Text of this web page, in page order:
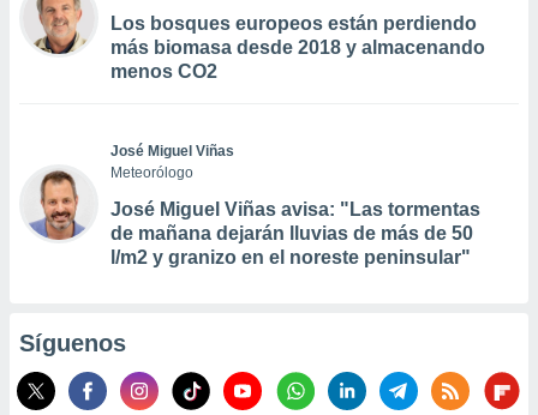
Los bosques europeos están perdiendo
más biomasa desde 2018 y almacenando
menos CO2
José Miguel Viñas
Meteorólogo
José Miguel Viñas avisa: "Las tormentas
de mañana dejarán lluvias de más de 50
l/m2 y granizo en el noreste peninsular"
Síguenos